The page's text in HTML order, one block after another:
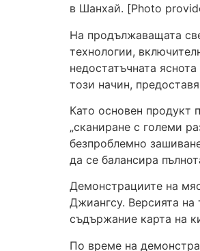
в Шанхай. [Photo
На продължаващата
технологии,
недостатъчната
този начин,
Като основен продукт
„сканиране с големи
безпроблемно
да се балансира
Демонстрациите на
Джиангсу. Версията на
съдържание карта на
По време на